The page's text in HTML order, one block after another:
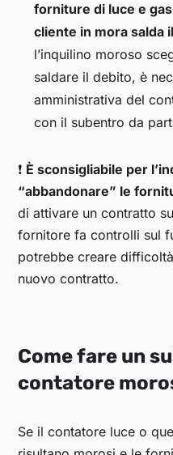
forniture di luce e
cliente in mora salda
l’inquilino moroso
saldare il debito, è
amministrativa del
con il subentro da
❗️ È sconsigliabile per
“abbandonare” le
di attivare un contratto
fornitore fa controlli sul
potrebbe creare
nuovo contratto.
Come fare un
contatore
Se il contatore luce o